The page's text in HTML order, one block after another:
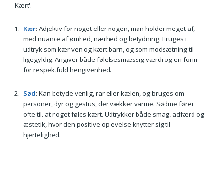
'Kært'.
Kær: Adjektiv for noget eller nogen, man holder meget af,
med nuance af ømhed, nærhed og betydning. Bruges i
udtryk som kær ven og kært barn, og som modsætning til
ligegyldig. Angiver både følelsesmæssig værdi og en form
for respektfuld hengivenhed.
Sød: Kan betyde venlig, rar eller kælen, og bruges om
personer, dyr og gestus, der vækker varme. Sødme fører
ofte til, at noget føles kært. Udtrykker både smag, adfærd og
æstetik, hvor den positive oplevelse knytter sig til
hjertelighed.